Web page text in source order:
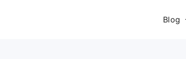
Blog